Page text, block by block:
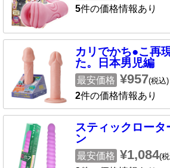
5件の価格情報あり
カリでかち●こ再
た。日本男児編
最安価格 ¥957(税込)
2件の価格情報あり
スティックロー
ン
最安価格 ¥1,084(